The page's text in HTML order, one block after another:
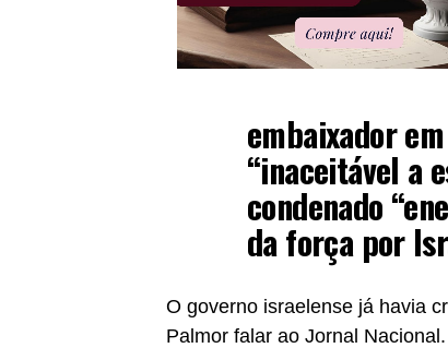
embaixador
“inaceitável a
condenado
da força por
O governo israelense já havia
Palmor falar ao Jornal